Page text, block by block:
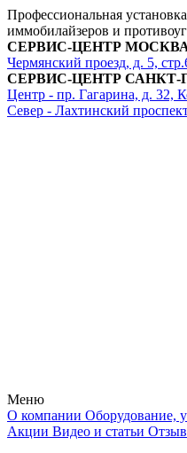
Профессиональная
иммобилайзеров и
СЕРВИС-ЦЕНТР
Чермянский проезд, д. 5,
СЕРВИС-ЦЕНТР САНКТ-
Центр - пр. Гагарина, д. 32,
Север - Лахтинский
Меню
О компании Оборудование,
Акции Видео и статьи